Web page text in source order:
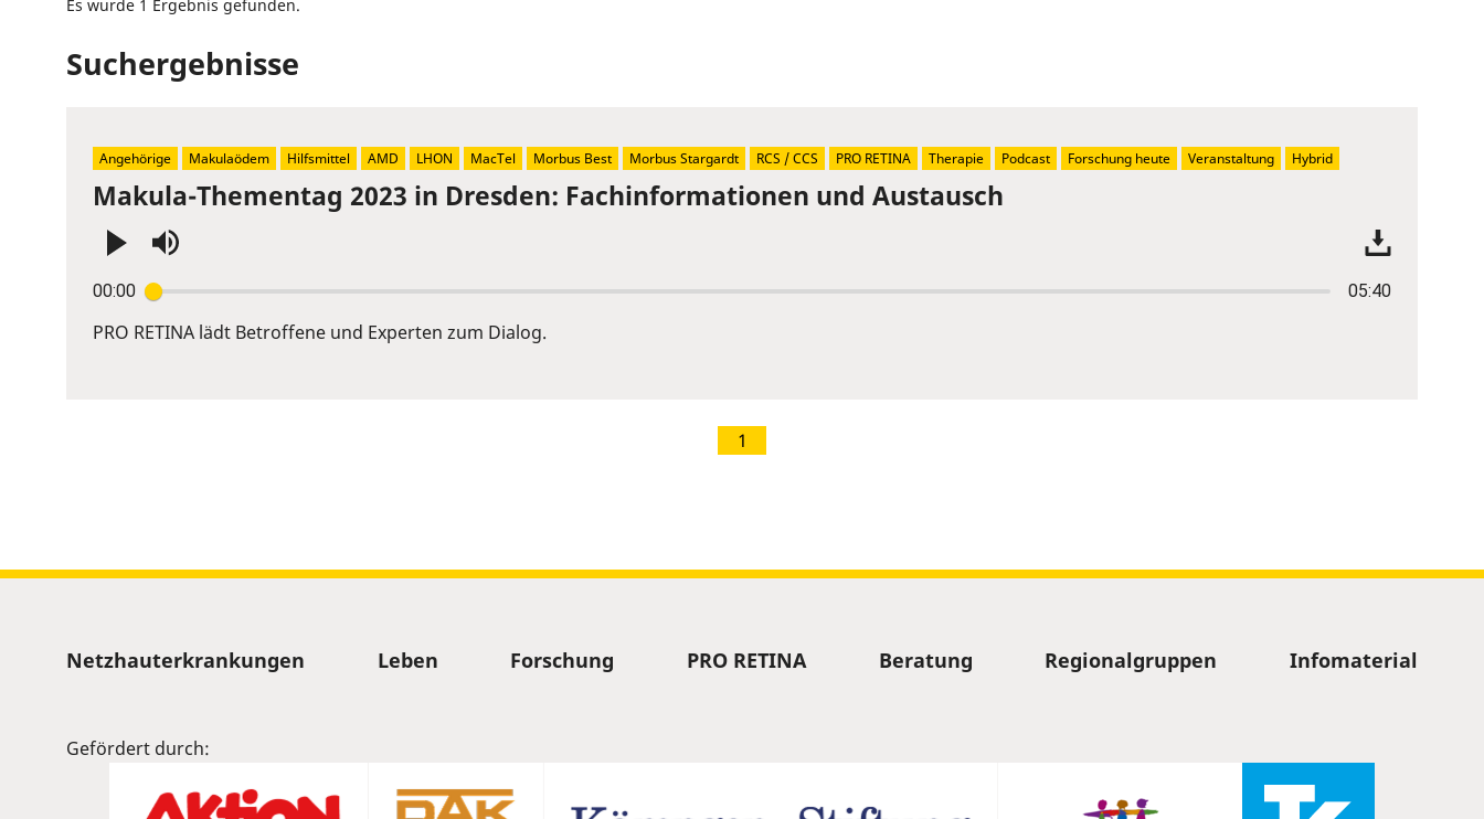
Es wurde 1 Ergebnis gefunden.
Suchergebnisse
Makula-Thementag 2023 in Dresden: Fachinformationen und Austausch
00:00 05:40
Enter
or
PRO RETINA lädt Betroffene und Experten zum Dialog.
Angehörige Makulaödem Hilfsmittel AMD LHON MacTel Morbus Best Morbus Stargardt RCS / CCS PRO RETINA Therapie Podcast Forschung heute Veranstaltung Hybrid
1
Sitemap
Netzhauterkrankungen Leben Forschung PRO RETINA Beratung Regionalgruppen Infomaterial
Gefördert durch: